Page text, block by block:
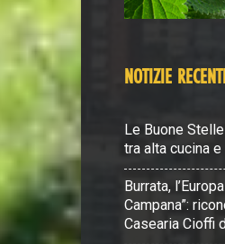
NOTIZIE
Le Buone
tra alta cucina
Burrata,
Campana”:
Casearia Cioffi